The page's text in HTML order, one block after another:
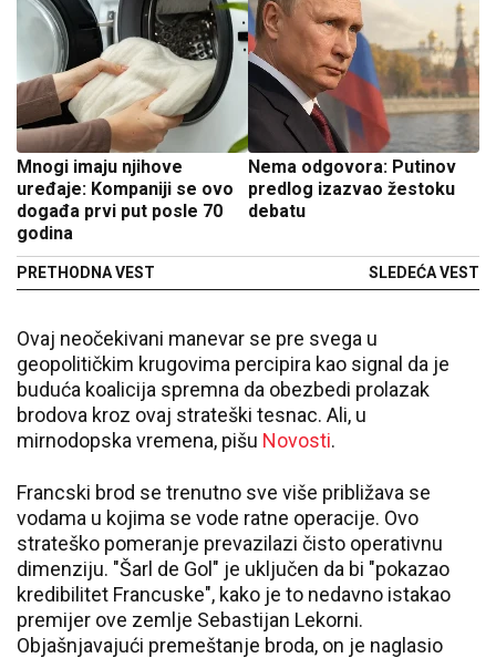
Mnogi imaju njihove
uređaje: Kompaniji se ovo
događa prvi put posle 70
godina
PRETHODNA VEST
Nema odgovora: Putinov
predlog izazvao žestoku
debatu
SLEDEĆA VEST
Ovaj neočekivani manevar se pre svega u
geopolitičkim krugovima percipira kao signal da je
buduća koalicija spremna da obezbedi prolazak
brodova kroz ovaj strateški tesnac. Ali, u
mirnodopska vremena, pišu Novosti.
Francski brod se trenutno sve više približava se
vodama u kojima se vode ratne operacije. Ovo
strateško pomeranje prevazilazi čisto operativnu
dimenziju. "Šarl de Gol" je uključen da bi "pokazao
kredibilitet Francuske", kako je to nedavno istakao
premijer ove zemlje Sebastijan Lekorni.
Objašnjavajući premeštanje broda, on je naglasio